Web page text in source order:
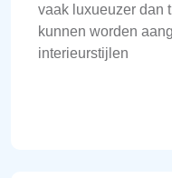
vaak luxueuzer dan
kunnen worden
interieurstijlen